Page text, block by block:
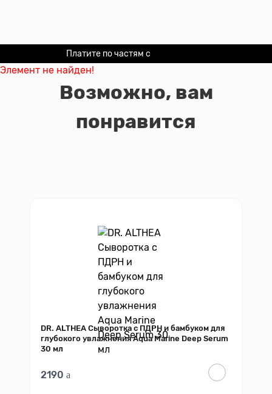
Платите по частям с
Элемент не найден!
Возможно, вам
понравится
DR. ALTHEA Сыворотка с ПДРН и бамбуком для
глубокого увлажнения Aqua Marine Deep Serum
30 мл
2190